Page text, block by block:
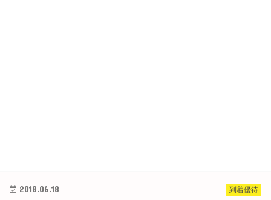
到着優待
2018.06.18